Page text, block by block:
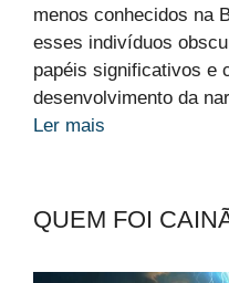
menos conhecidos na
esses indivíduos
papéis significativos e
desenvolvimento da
Ler mais
QUEM FOI